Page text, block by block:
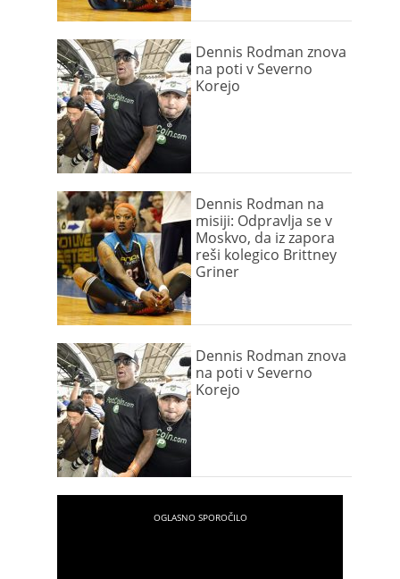
Dennis Rodman znova
na poti v Severno
Korejo
Dennis Rodman na
misiji: Odpravlja se v
Moskvo, da iz zapora
reši kolegico Brittney
Griner
Dennis Rodman znova
na poti v Severno
Korejo